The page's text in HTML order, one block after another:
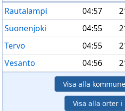
Rautalampi
04:57
Suonenjoki
04:55
Tervo
04:55
Vesanto
04:56
Visa alla
Visa alla orter i